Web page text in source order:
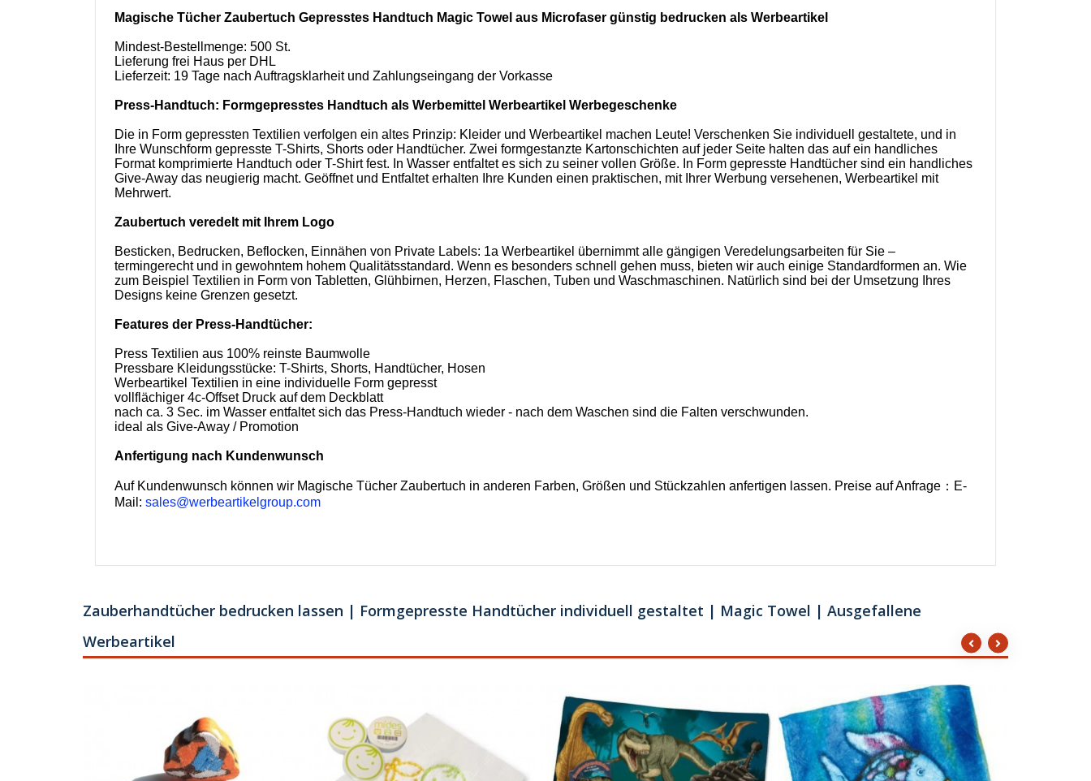
Magische Tücher Zaubertuch Gepresstes Handtuch Magic Towel aus Microfaser günstig bedrucken als Werbeartikel
Mindest-Bestellmenge: 500 St.
Lieferung frei Haus per DHL
Lieferzeit: 19 Tage nach Auftragsklarheit und Zahlungseingang der Vorkasse
Press-Handtuch: Formgepresstes Handtuch als Werbemittel Werbeartikel Werbegeschenke
Die in Form gepressten Textilien verfolgen ein altes Prinzip: Kleider und Werbeartikel machen Leute! Verschenken Sie individuell gestaltete, und in
Ihre Wunschform gepresste T-Shirts, Shorts oder Handtücher. Zwei formgestanzte Kartonschichten auf jeder Seite halten das auf ein handliches
Format komprimierte Handtuch oder T-Shirt fest. In Wasser entfaltet es sich zu seiner vollen Größe. In Form gepresste Handtücher sind ein handliches
Give-Away das neugierig macht. Geöffnet und Entfaltet erhalten Ihre Kunden einen praktischen, mit Ihrer Werbung versehenen, Werbeartikel mit
Mehrwert.
Zaubertuch veredelt mit Ihrem Logo
Besticken, Bedrucken, Beflocken, Einnähen von Private Labels: 1a Werbeartikel übernimmt alle gängigen Veredelungsarbeiten für Sie –
termingerecht und in gewohntem hohem Qualitätsstandard. Wenn es besonders schnell gehen muss, bieten wir auch einige Standardformen an. Wie
zum Beispiel Textilien in Form von Tabletten, Glühbirnen, Herzen, Flaschen, Tuben und Waschmaschinen. Natürlich sind bei der Umsetzung Ihres
Designs keine Grenzen gesetzt.
Features der Press-Handtücher:
Press Textilien aus 100% reinste Baumwolle
Pressbare Kleidungsstücke: T-Shirts, Shorts, Handtücher, Hosen
Werbeartikel Textilien in eine individuelle Form gepresst
vollflächiger 4c-Offset Druck auf dem Deckblatt
nach ca. 3 Sec. im Wasser entfaltet sich das Press-Handtuch wieder - nach dem Waschen sind die Falten verschwunden.
ideal als Give-Away / Promotion
Anfertigung nach Kundenwunsch
Auf Kundenwunsch können wir Magische Tücher Zaubertuch in anderen Farben, Größen und Stückzahlen anfertigen lassen. Preise auf Anfrage：E-
Mail:sales@werbeartikelgroup.com
Zauberhandtücher bedrucken lassen | Formgepresste Handtücher individuell gestaltet | Magic Towel | Ausgefallene
Werbeartikel